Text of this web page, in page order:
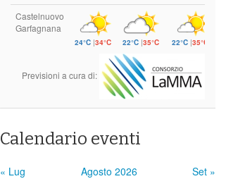
Castelnuovo
Garfagnana
24°C |34°C 22°C |35°C 22°C |35°C
Previsioni a cura di:
Calendario eventi
« Lug Agosto 2026
Set »